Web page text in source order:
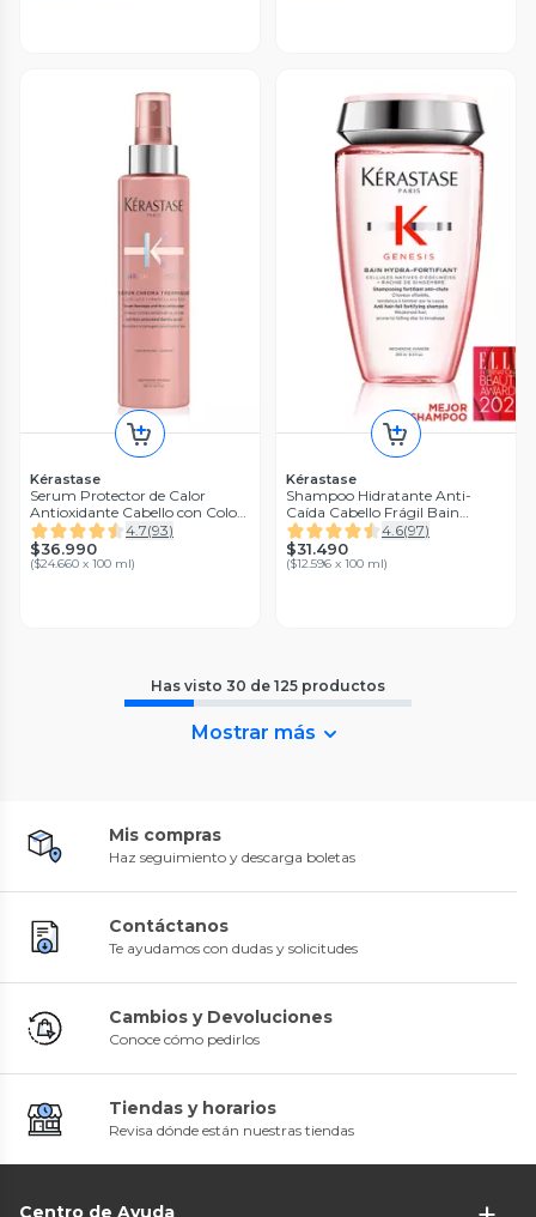
Kérastase
Serum Protector de Calor
Antioxidante Cabello con Color
Serum Chroma Thermique
Chroma Absolu 150ml
4.7(93)
$36.990
($24.660 x 100 ml)
Kérastase
Shampoo Hidratante Anti-
Caída Cabello Frágil Bain
Hydra-Fortifiant Genesis 250 ml
4.6(97)
$31.490
($12.596 x 100 ml)
Has visto 30 de 125 productos
Mostrar más
Mis compras
Haz seguimiento y descarga boletas
Contáctanos
Te ayudamos con dudas y solicitudes
Cambios y Devoluciones
Conoce cómo pedirlos
Tiendas y horarios
Revisa dónde están nuestras tiendas
Centro de Ayuda